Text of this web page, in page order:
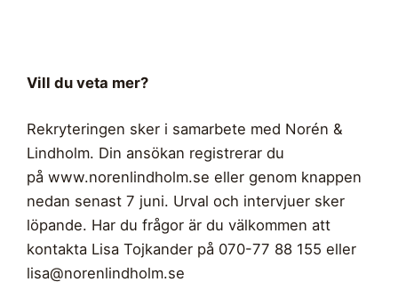
Vill du veta mer?
Rekryteringen sker i samarbete med Norén &
Lindholm. Din ansökan registrerar du
på www.norenlindholm.se eller genom knappen
nedan senast 7 juni. Urval och intervjuer sker
löpande. Har du frågor är du välkommen att
kontakta Lisa Tojkander på 070-77 88 155 eller
lisa@norenlindholm.se